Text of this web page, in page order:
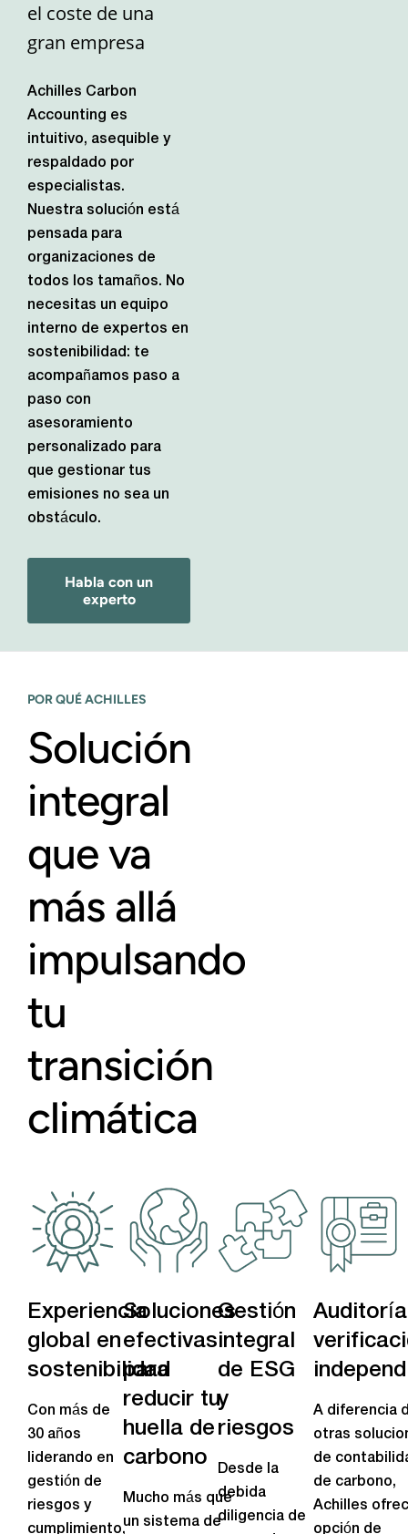
el coste de una
gran empresa
Achilles Carbon
Accounting es
intuitivo, asequible y
respaldado por
especialistas.
Nuestra solución está
pensada para
organizaciones de
todos los tamaños. No
necesitas un equipo
interno de expertos en
sostenibilidad: te
acompañamos paso a
paso con
asesoramiento
personalizado para
que gestionar tus
emisiones no sea un
obstáculo.
Habla con un
experto
POR QUÉ ACHILLES
Solución
integral
que va
más allá
impulsando
tu
transición
climática
Experiencia
global en
sostenibilidad
Con más de
30 años
liderando en
gestión de
riesgos y
cumplimiento,
Soluciones
efectivas
para
reducir tu
huella de
carbono
Mucho más que
un sistema de
Gestión
integral
de ESG
y
riesgos
Desde la
debida
diligencia de
A diferencia
otras
de
de carbono,
Achilles
opción de